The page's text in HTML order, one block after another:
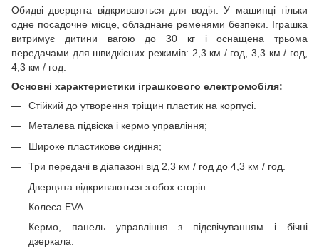
Обидві дверцята відкриваються для водія. У машинці тільки
одне посадочне місце, обладнане ременями безпеки. Іграшка
витримує дитини вагою до 30 кг і оснащена трьома
передачами для швидкісних режимів: 2,3 км / год, 3,3 км / год,
4,3 км / год.
Основні характеристики іграшкового електромобіля:
Стійкий до утворення тріщин пластик на корпусі.
Металева підвіска і кермо управління;
Широке пластикове сидіння;
Три передачі в діапазоні від 2,3 км / год до 4,3 км / год.
Дверцята відкриваються з обох сторін.
Колеса EVA
Кермо, панель управління з підсвічуванням і бічні
дзеркала.